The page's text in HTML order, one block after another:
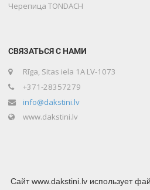
Черепица TONDACH
СВЯЗАТЬСЯ С НАМИ
Rīga, Sitas iela 1A LV-1073
+371-28357279
info@dakstini.lv
www.dakstini.lv
Сайт www.dakstini.lv использует